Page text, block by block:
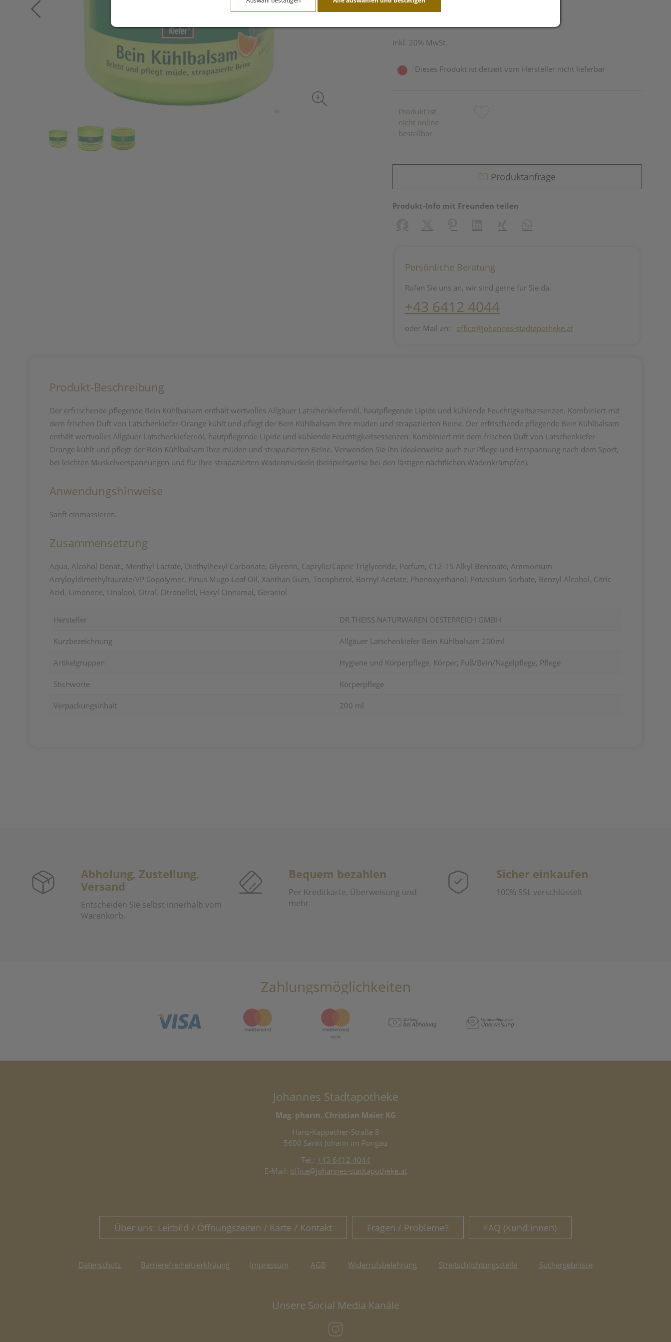
inkl. 20% MwSt.
Dieses Produkt ist derzeit vom Hersteller nicht lieferbar
Produkt ist
nicht online
bestellbar
Produktanfrage
Produkt-Info mit Freunden teilen
Persönliche Beratung
Rufen Sie uns an, wir sind gerne für Sie da.
+43 6412 4044
oder Mail an: office@johannes-stadtapotheke.at
Produkt-Beschreibung
Der erfrischende pflegende Bein Kühlbalsam enthält wertvolles Allgäuer Latschenkiefernöl, hautpflegende Lipide und kühlende Feuchtigkeitsessenzen. Kombiniert mit
dem frischen Duft von Latschenkiefer-Orange kühlt und pflegt der Bein Kühlbalsam Ihre müden und strapazierten Beine. Der erfrischende pflegende Bein Kühlbalsam
enthält wertvolles Allgäuer Latschenkiefernöl, hautpflegende Lipide und kühlende Feuchtigkeitsessenzen. Kombiniert mit dem frischen Duft von Latschenkiefer-
Orange kühlt und pflegt der Bein Kühlbalsam Ihre müden und strapazierten Beine. Verwenden Sie ihn idealerweise auch zur Pflege und Entspannung nach dem Sport,
bei leichten Muskelverspannungen und für Ihre strapazierten Wadenmuskeln (beispielsweise bei den lästigen nächtlichen Wadenkrämpfen).
Anwendungshinweise
Sanft einmassieren.
Zusammensetzung
Aqua, Alcohol Denat., Menthyl Lactate, Diethylhexyl Carbonate, Glycerin, Caprylic/Capric Triglyceride, Parfum, C12-15 Alkyl Benzoate, Ammonium
Acryloyldimethyltaurate/VP Copolymer, Pinus Mugo Leaf Oil, Xanthan Gum, Tocopherol, Bornyl Acetate, Phenoxyethanol, Potassium Sorbate, Benzyl Alcohol, Citric
Acid, Limonene, Linalool, Citral, Citronellol, Hexyl Cinnamal, Geraniol
Hersteller DR.THEISS NATURWAREN OESTERREICH GMBH
Kurzbezeichnung Allgäuer Latschenkiefer Bein Kühlbalsam 200ml
Artikelgruppen Hygiene und Körperpflege, Körper, Fuß/Bein/Nagelpflege, Pflege
Stichworte Körperpflege
Verpackungsinhalt 200 ml
Abholung, Zustellung,
Versand
Entscheiden Sie selbst innerhalb vom
Warenkorb.
Bequem bezahlen
Per Kreditkarte, Überweisung und
mehr
Sicher einkaufen
100% SSL verschlüsselt
Zahlungsmöglichkeiten
Johannes Stadtapotheke
Mag. pharm. Christian Maier KG
Hans-Kappacher-Straße 8
5600 Sankt Johann im Pongau
Tel.: +43 6412 4044
E-Mail: office@johannes-stadtapotheke.at
Über uns: Leitbild / Öffnungszeiten / Karte / Kontakt Fragen / Probleme? FAQ (Kund:innen)
Datenschutz Barrierefreiheitserklräung Impressum AGB Widerrufsbelehrung Streitschlichtungsstelle Suchergebnisse
Unsere Social Media Kanäle